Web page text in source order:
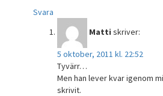
Svara
Matti skriver:
5 oktober, 2011 kl. 22:52
Tyvärr…
Men han lever kvar igenom
skrivit.